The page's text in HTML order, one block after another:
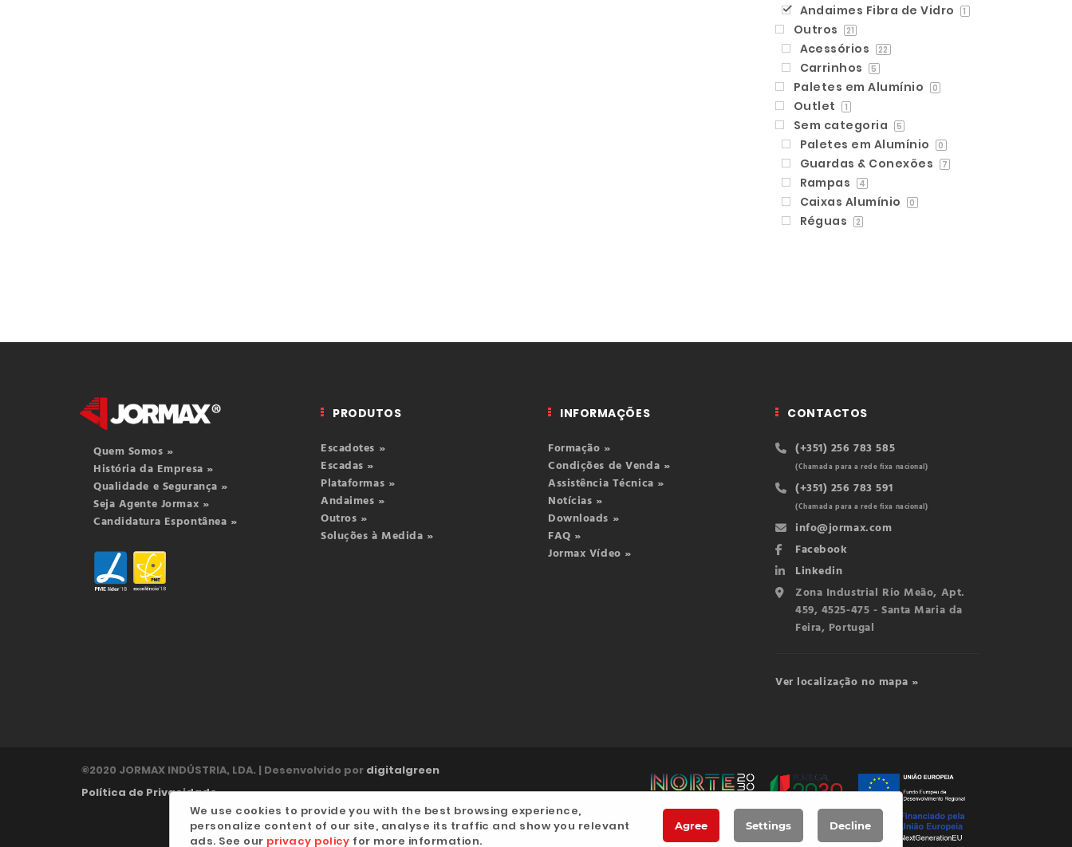
Andaimes Fibra de Vidro 1
Outros 21
Acessórios 22
Carrinhos 5
Paletes em Alumínio 0
Outlet 1
Sem categoria 5
Paletes em Alumínio 0
Guardas & Conexões 7
Rampas 4
Caixas Alumínio 0
Réguas 2
Quem Somos »
História da Empresa »
Qualidade e Segurança »
Seja Agente Jormax »
Candidatura Espontânea »
PRODUTOS
Escadotes »
Escadas »
Plataformas »
Andaimes »
Outros »
Soluções à Medida »
INFORMAÇÕES
Formação »
Condições de Venda »
Assistência Técnica »
Notícias »
Downloads »
FAQ »
Jormax Vídeo »
CONTACTOS
(+351) 256 783 585
(Chamada para a rede fixa nacional)
(+351) 256 783 591
(Chamada para a rede fixa nacional)
info@jormax.com
Facebook
Linkedin
Zona Industrial Rio Meão, Apt.
459, 4525-475 - Santa Maria da
Feira, Portugal
Ver localização no mapa »
©2020 JORMAX INDÚSTRIA, LDA. | Desenvolvido por digitalgreen
Política de Privacidade
We use cookies to provide you with the best browsing experience,
personalize content of our site, analyse its traffic and show you relevant
ads. See our privacy policy for more information.
Agree Settings Decline